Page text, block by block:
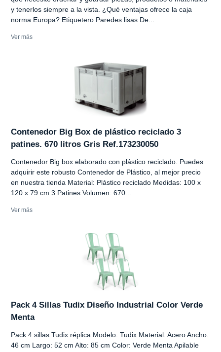
y tenerlos siempre a la vista. ¿Qué ventajas ofrece la caja
norma Europa? Etiquetero Paredes lisas De...
Ver más
Contenedor Big Box de plástico reciclado 3
patines. 670 litros Gris Ref.173230050
Contenedor Big box elaborado con plástico reciclado. Puedes
adquirir este robusto Contenedor de Plástico, al mejor precio
en nuestra tienda Material: Plástico reciclado Medidas: 100 x
120 x 79 cm 3 Patines Volumen: 670...
Ver más
Pack 4 Sillas Tudix Diseño Industrial Color Verde
Menta
Pack 4 sillas Tudix réplica Modelo: Tudix Material: Acero Ancho:
46 cm Largo: 52 cm Alto: 85 cm Color: Verde Menta Apilable